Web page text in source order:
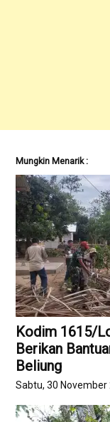
Mungkin Menarik :
Kodim 1615/
Berikan
Beliung
Sabtu, 30 November